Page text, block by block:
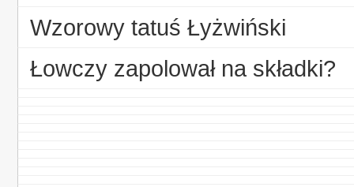
Wzorowy tatuś Łyżwiński
Łowczy zapolował na składki?